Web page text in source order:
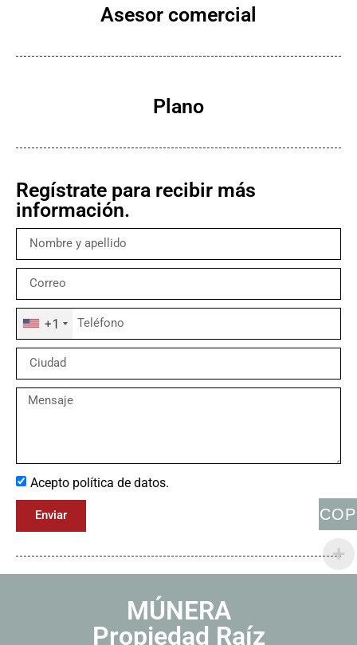
Regístrate para recibir más
información.
+1
Acepto política de datos.
Enviar
Plano
Asesor comercial
MÚNERA
Propiedad Raíz
COP